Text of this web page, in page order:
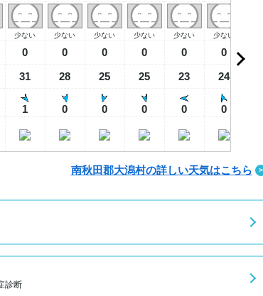
少ない
0
31
1
少ない
0
28
0
少ない
0
25
0
少ない
0
25
0
少ない
0
23
0
少ない
0
24
0
南秋田郡大潟村の詳しい天気はこちら
診断